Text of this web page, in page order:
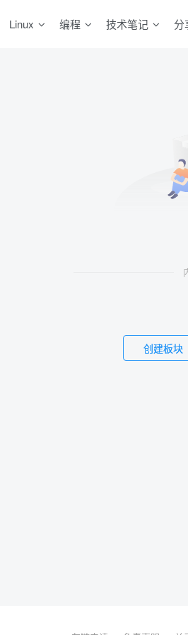
Linux 编程 技术笔记 分
创建板块